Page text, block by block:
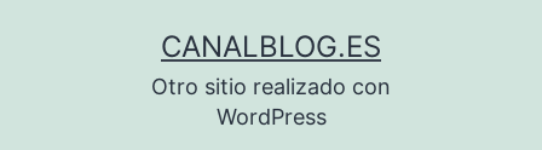
CANALBLOG.ES
Otro sitio realizado con
WordPress